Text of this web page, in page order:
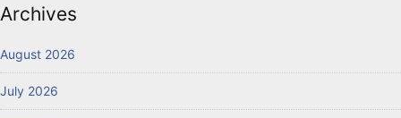
Archives
August 2026
July 2026